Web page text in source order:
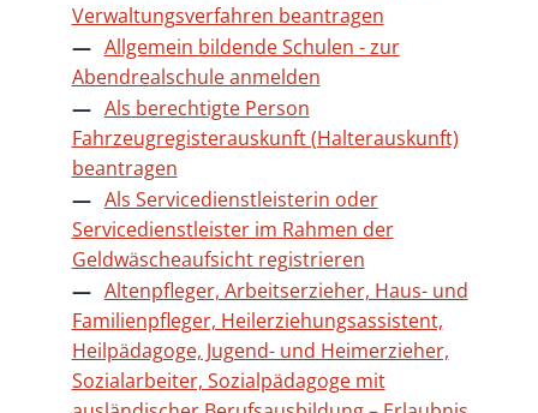
Verwaltungsverfahren beantragen
Allgemein bildende Schulen - zur
Abendrealschule anmelden
Als berechtigte Person
Fahrzeugregisterauskunft (Halterauskunft)
beantragen
Als Servicedienstleisterin oder
Servicedienstleister im Rahmen der
Geldwäscheaufsicht registrieren
Altenpfleger, Arbeitserzieher, Haus- und
Familienpfleger, Heilerziehungsassistent,
Heilpädagoge, Jugend- und Heimerzieher,
Sozialarbeiter, Sozialpädagoge mit